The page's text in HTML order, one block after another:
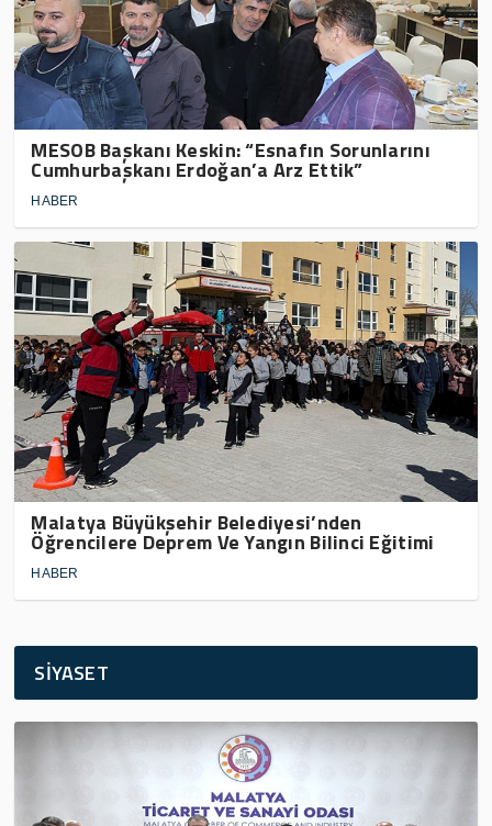
MESOB Başkanı Keskin: “Esnafın Sorunlarını
Cumhurbaşkanı Erdoğan’a Arz Ettik”
HABER
Malatya Büyükşehir Belediyesi’nden
Öğrencilere Deprem Ve Yangın Bilinci Eğitimi
HABER
SİYASET